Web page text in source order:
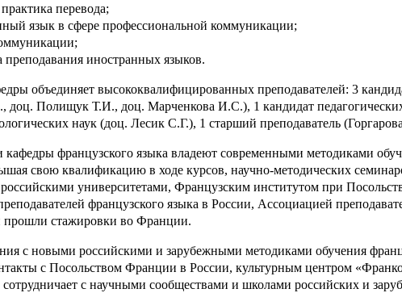
перевода;
язык в сфере профессиональной коммуникации;
преподавания иностранных языков.
объединяет высококвалифицированных преподавателей: 3
Полищук Т.И., доц. Марченкова И.С.), 1 кандидат
наук (доц. Лесик С.Г.), 1 старший преподаватель
кафедры французского языка владеют современными методиками
свою квалификацию в ходе курсов, научно-методических
университетами, Французским институтом при
французского языка в России, Ассоциацией
прошли стажировки во Франции.
с новыми российскими и зарубежными методиками обучения
с Посольством Франции в России, культурным центром
сотрудничает с научными сообществами и школами российских и